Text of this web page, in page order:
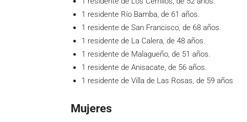
1 residente Río Bamba, de 61 años.
1 residente de San Francisco, de 68 años.
1 residente de La Calera, de 48 años.
1 residente de Malagueño, de 51 años.
1 residente de Anisacate, de 56 años.
1 residente de Villa de Las Rosas, de 59 años
Mujeres